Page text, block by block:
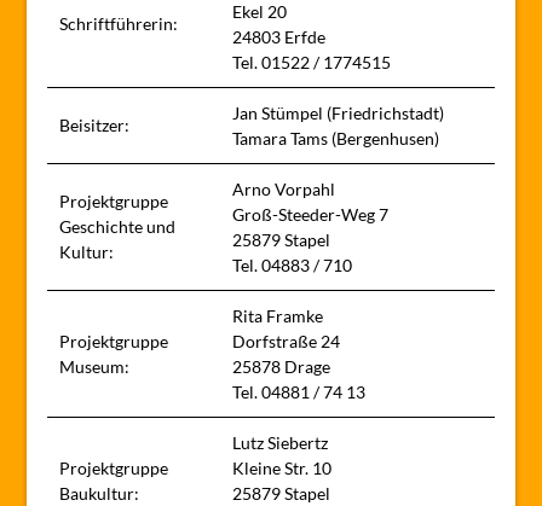
Schriftführerin:
Ekel 20
24803 Erfde
Tel. 01522 / 1774515
Beisitzer:
Jan Stümpel (Friedrichstadt)
Tamara Tams (Bergenhusen)
Projektgruppe
Geschichte und
Kultur:
Arno Vorpahl
Groß-Steeder-Weg 7
25879 Stapel
Tel. 04883 / 710
Projektgruppe
Museum:
Rita Framke
Dorfstraße 24
25878 Drage
Tel. 04881 / 74 13
Projektgruppe
Baukultur:
Lutz Siebertz
Kleine Str. 10
25879 Stapel